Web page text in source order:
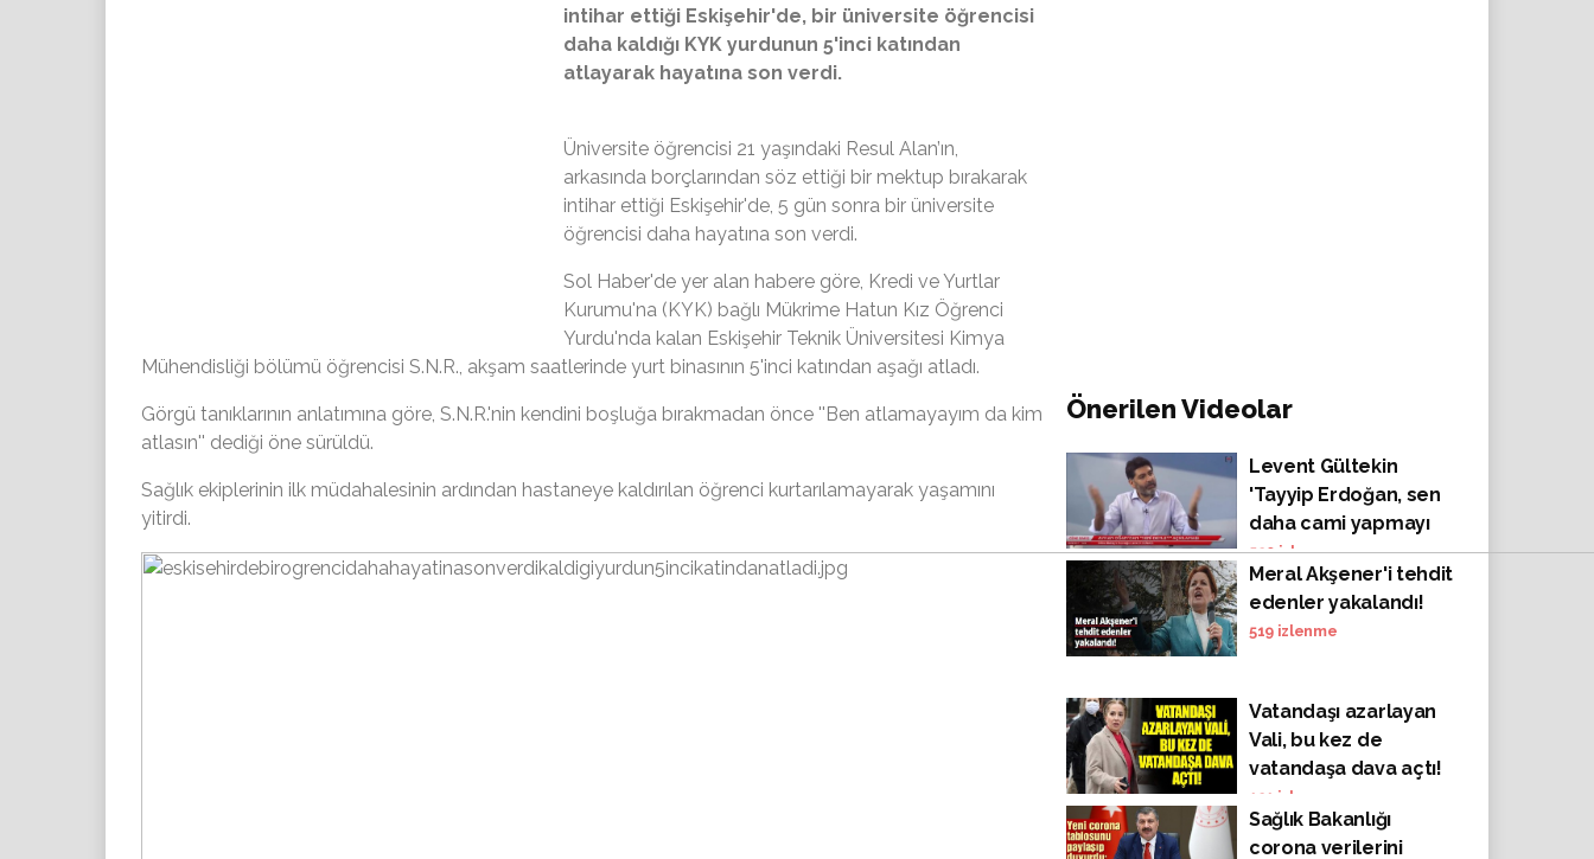
intihar ettiği Eskişehir'de, bir üniversite öğrencisi
daha kaldığı KYK yurdunun 5'inci katından
atlayarak hayatına son verdi.
Üniversite öğrencisi 21 yaşındaki Resul Alan’ın,
arkasında borçlarından söz ettiği bir mektup bırakarak
intihar ettiği Eskişehir'de, 5 gün sonra bir üniversite
öğrencisi daha hayatına son verdi.
Sol Haber'de yer alan habere göre, Kredi ve Yurtlar
Kurumu'na (KYK) bağlı Mükrime Hatun Kız Öğrenci
Yurdu'nda kalan Eskişehir Teknik Üniversitesi Kimya
Mühendisliği bölümü öğrencisi S.N.R., akşam saatlerinde yurt binasının 5'inci katından aşağı atladı.
Görgü tanıklarının anlatımına göre, S.N.R.'nin kendini boşluğa bırakmadan önce ''Ben atlamayayım da kim
atlasın'' dediği öne sürüldü.
Sağlık ekiplerinin ilk müdahalesinin ardından hastaneye kaldırılan öğrenci kurtarılamayarak yaşamını
yitirdi.
Önerilen Videolar
Levent Gültekin
'Tayyip Erdoğan, sen
daha cami yapmayı
bilmiyorsun, ne ülke
kuracaksın ?'
520izlenme
Meral Akşener'i tehdit
edenler yakalandı!
519 izlenme
Vatandaşı azarlayan
Vali, bu kez de
vatandaşa dava açtı!
121 izlenme
Sağlık Bakanlığı
corona verilerini